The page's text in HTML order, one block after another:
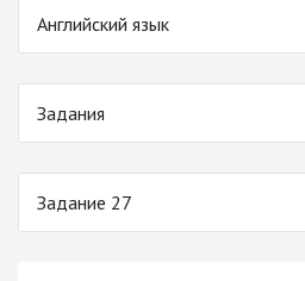
Английский язык
Задания
Задание 27